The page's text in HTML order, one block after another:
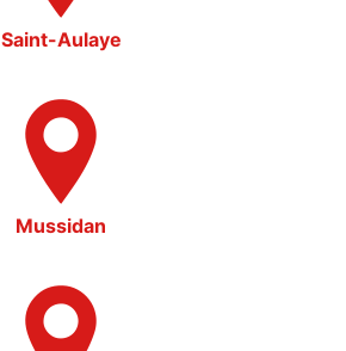
Saint-Aulaye
Mussidan